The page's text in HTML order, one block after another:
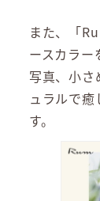
また、「
ースカラー
写真、小
ュラルで
す。